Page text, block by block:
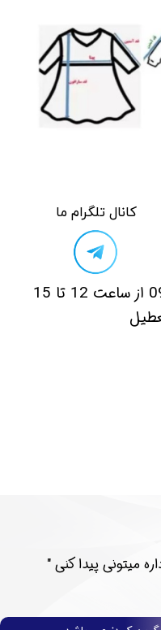
​تماس تلفنی با 09014836221 از ساعت 12 تا 15
​کانال تلگرام ما
میتونی پیدا کنی "​​​​​​​​​​​​​​